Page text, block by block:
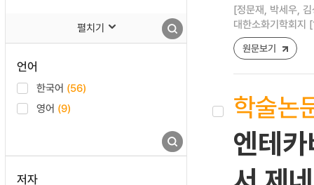
펼치기
언어
한국어 (56)
영어 (9)
저자
[정문재, 박세우,
대한소화기학회
원문보기
학술논
엔테